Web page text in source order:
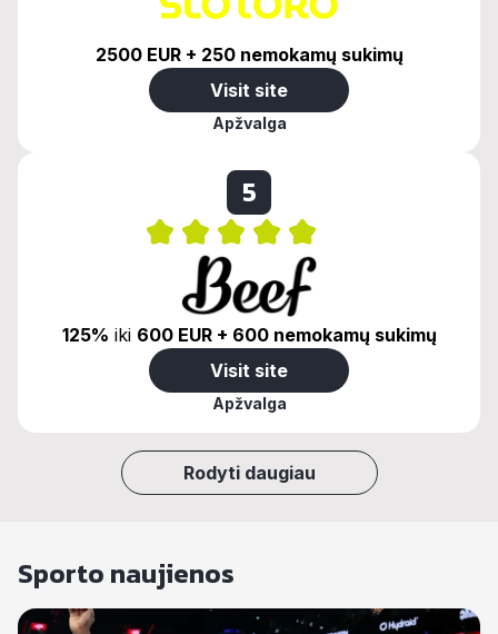
2500 EUR + 250 nemokamų sukimų
Visit site
Apžvalga
5
125% iki 600 EUR + 600 nemokamų sukimų
Visit site
Apžvalga
Rodyti daugiau
Sporto naujienos